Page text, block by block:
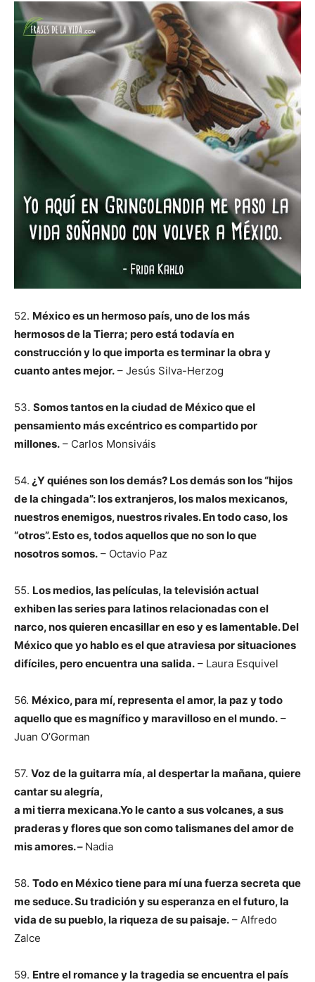
52. México es un hermoso país, uno de los más
hermosos de la Tierra; pero está todavía en
construcción y lo que importa es terminar la obra y
cuanto antes mejor. – Jesús Silva-Herzog
53. Somos tantos en la ciudad de México que el
pensamiento más excéntrico es compartido por
millones. – Carlos Monsiváis
54. ¿Y quiénes son los demás? Los demás son los “hijos
de la chingada”: los extranjeros, los malos mexicanos,
nuestros enemigos, nuestros rivales. En todo caso, los
“otros”. Esto es, todos aquellos que no son lo que
nosotros somos. – Octavio Paz
55. Los medios, las películas, la televisión actual
exhiben las series para latinos relacionadas con el
narco, nos quieren encasillar en eso y es lamentable. Del
México que yo hablo es el que atraviesa por situaciones
difíciles, pero encuentra una salida. – Laura Esquivel
56. México, para mí, representa el amor, la paz y todo
aquello que es magnífico y maravilloso en el mundo. –
Juan O’Gorman
57. Voz de la guitarra mía, al despertar la mañana, quiere
cantar su alegría,
a mi tierra mexicana.Yo le canto a sus volcanes, a sus
praderas y flores que son como talismanes del amor de
mis amores. – Nadia
58. Todo en México tiene para mí una fuerza secreta que
me seduce. Su tradición y su esperanza en el futuro, la
vida de su pueblo, la riqueza de su paisaje. – Alfredo
Zalce
59. Entre el romance y la tragedia se encuentra el país